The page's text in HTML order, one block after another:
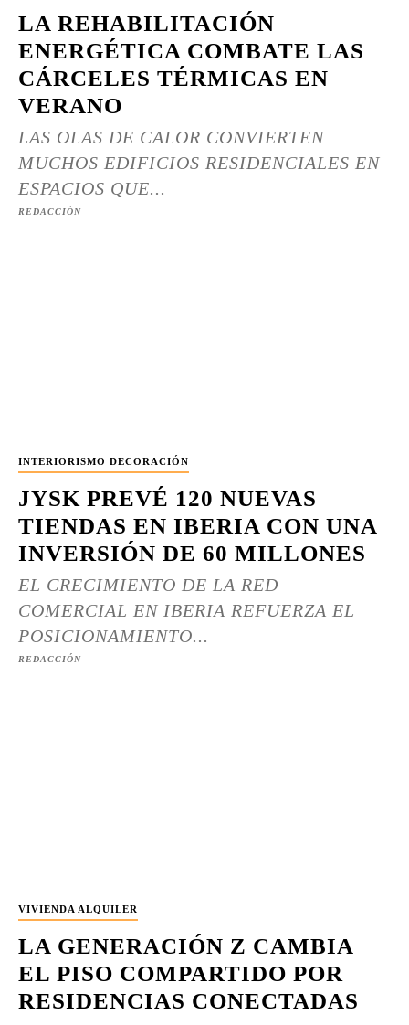
LA REHABILITACIÓN
ENERGÉTICA COMBATE LAS
CÁRCELES TÉRMICAS EN
VERANO
LAS OLAS DE CALOR CONVIERTEN
MUCHOS EDIFICIOS RESIDENCIALES EN
ESPACIOS QUE...
REDACCIÓN
INTERIORISMO DECORACIÓN
JYSK PREVÉ 120 NUEVAS
TIENDAS EN IBERIA CON UNA
INVERSIÓN DE 60 MILLONES
EL CRECIMIENTO DE LA RED
COMERCIAL EN IBERIA REFUERZA EL
POSICIONAMIENTO...
REDACCIÓN
VIVIENDA ALQUILER
LA GENERACIÓN Z CAMBIA
EL PISO COMPARTIDO POR
RESIDENCIAS CONECTADAS